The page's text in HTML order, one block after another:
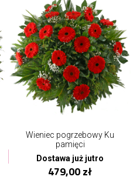
Wieniec pogrzebowy Ku
pamięci
Dostawa już jutro
479,00 zł